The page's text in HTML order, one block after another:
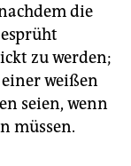
die
zu werden;
weißen
seien, wenn
müssen.